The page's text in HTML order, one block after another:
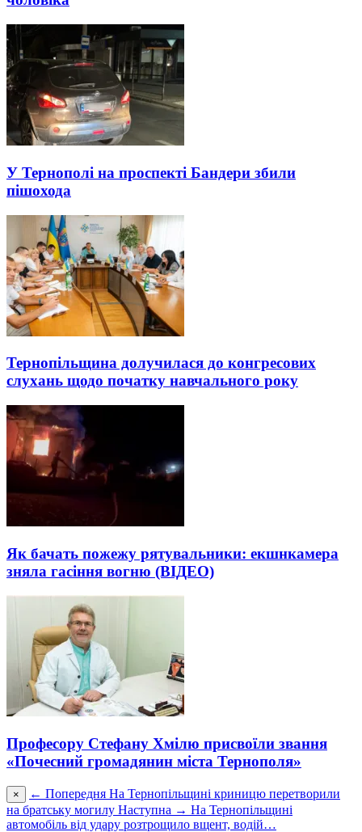
У Тернополі на проспекті Бандери збили
пішохода
Тернопільщина долучилася до конгресових
слухань щодо початку навчального року
Як бачать пожежу рятувальники: екшнкамера
зняла гасіння вогню (ВІДЕО)
Професору Стефану Хмілю присвоїли звання
«Почесний громадянин міста Тернополя»
× ← Попередня На Тернопільщині криницю перетворили
на братську могилу Наступна → На Тернопільщині
автомобіль від удару розтрощило вщент, водій…